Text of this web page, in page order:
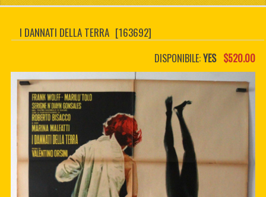
IL MIO CONTO
CONTATTO
CUSTOM PDF
I DANNATI DELLA TERRA [163692]
DISPONIBILE:YES $520.00